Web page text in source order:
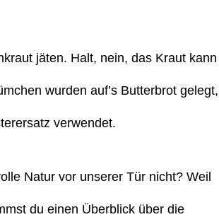
jäten. Halt, nein, das Kraut kann
wurden auf’s Butterbrot gelegt,
verwendet.
Natur vor unserer Tür nicht? Weil
du einen Überblick über die